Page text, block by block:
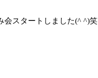
会スタートしました(^ ^)笑